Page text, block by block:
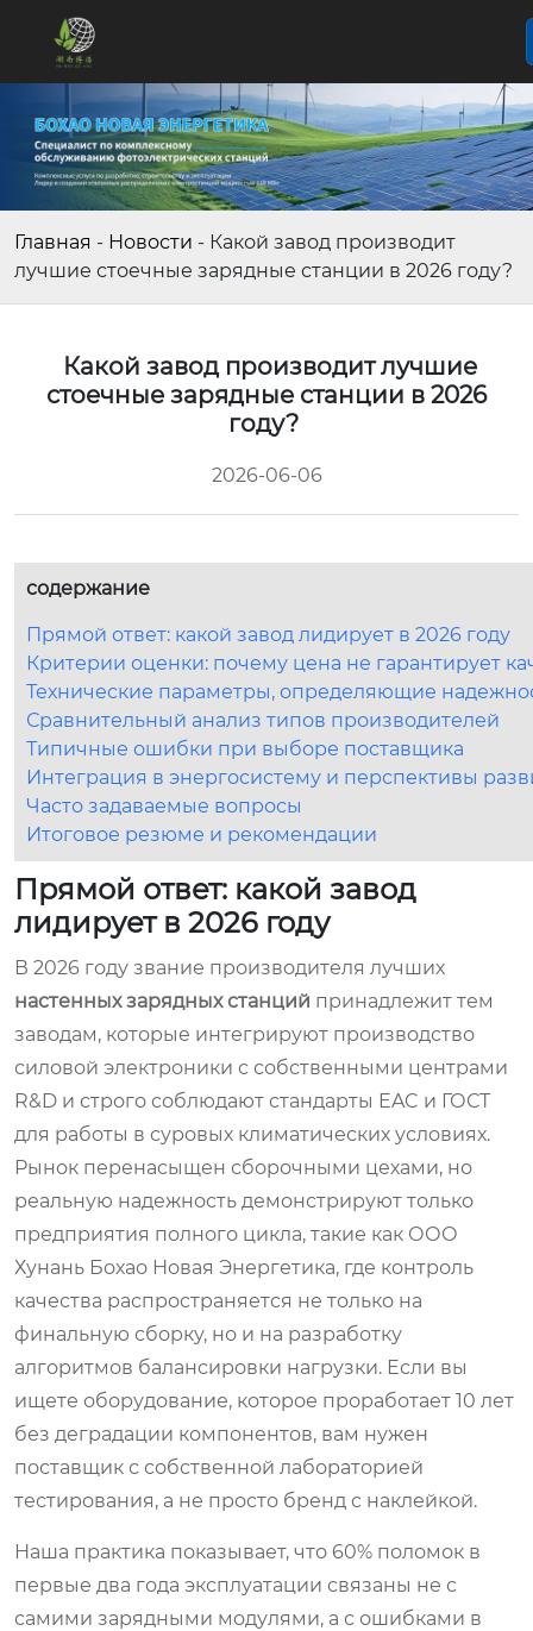
Главная - Новости - Какой завод производит
лучшие стоечные зарядные станции в 2026 году?
Какой завод производит лучшие
стоечные зарядные станции в 2026
году?
2026-06-06
содержание
Прямой ответ: какой завод лидирует в 2026 году
Критерии оценки: почему цена не гарантирует
Технические параметры, определяющие
Сравнительный анализ типов производителей
Типичные ошибки при выборе поставщика
Интеграция в энергосистему и перспективы
Часто задаваемые вопросы
Итоговое резюме и рекомендации
Прямой ответ: какой завод
лидирует в 2026 году
В 2026 году звание производителя лучших
настенных зарядных станций принадлежит тем
заводам, которые интегрируют производство
силовой электроники с собственными центрами
R&D и строго соблюдают стандарты EAC и ГОСТ
для работы в суровых климатических условиях.
Рынок перенасыщен сборочными цехами, но
реальную надежность демонстрируют только
предприятия полного цикла, такие как ООО
Хунань Бохао Новая Энергетика, где контроль
качества распространяется не только на
финальную сборку, но и на разработку
алгоритмов балансировки нагрузки. Если вы
ищете оборудование, которое проработает 10 лет
без деградации компонентов, вам нужен
поставщик с собственной лабораторией
тестирования, а не просто бренд с наклейкой.
Наша практика показывает, что 60% поломок в
первые два года эксплуатации связаны не с
самими зарядными модулями, а с ошибками в